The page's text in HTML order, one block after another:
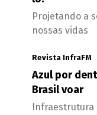
Projetando a
nossas vidas
Revista InfraFM
Azul por
Brasil voar
Infraestrutura